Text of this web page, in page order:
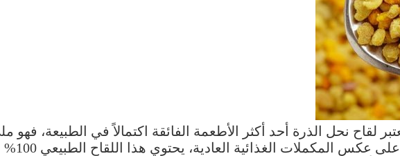
لقاح نحل الذرة أحد أكثر الأطعمة الفائقة اكتمالاً في الطبيعة،